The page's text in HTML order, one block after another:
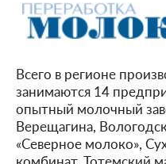
Всего в регионе
занимаются 14
опытный молочный
Верещагина,
«Северное молоко»,